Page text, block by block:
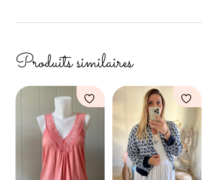
Produits similaires